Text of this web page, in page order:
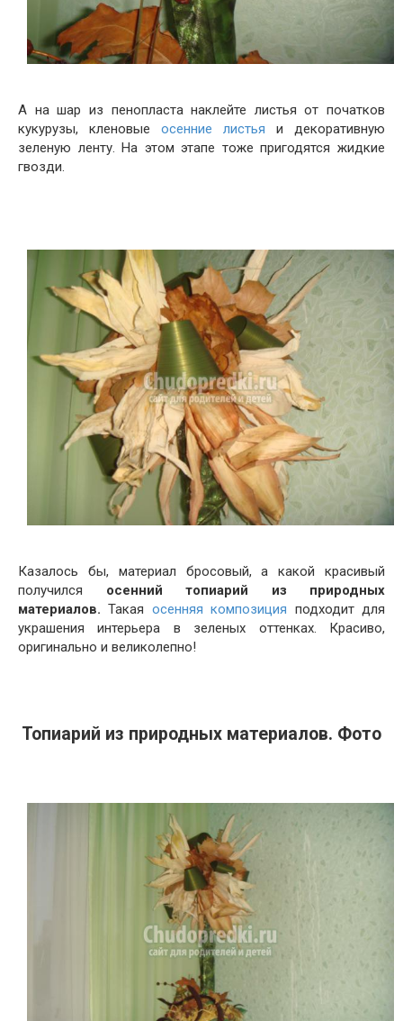
А на шар из пенопласта наклейте листья от початков
кукурузы, кленовые осенние листья и декоративную
зеленую ленту. На этом этапе тоже пригодятся жидкие
гвозди.
Казалось бы, материал бросовый, а какой красивый
получился осенний топиарий из природных
материалов.Такая осенняя композиция подходит для
украшения интерьера в зеленых оттенках. Красиво,
оригинально и великолепно!
Топиарий из природных материалов. Фото